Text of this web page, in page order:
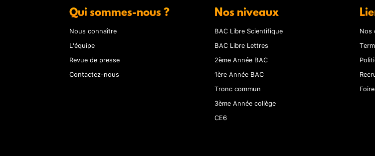
Qui sommes-nous ?
Nous connaître
L'équipe
Revue de presse
Contactez-nous
Nos niveaux
BAC Libre Scientifique
BAC Libre Lettres
2ème Année BAC
1ère Année BAC
Tronc commun
3ème Année collège
CE6
Nos